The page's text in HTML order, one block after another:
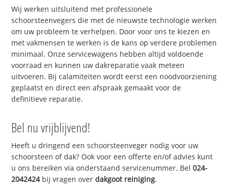
Wij werken uitsluitend met professionele
schoorsteenvegers die met de nieuwste technologie werken
om uw probleem te verhelpen. Door voor ons te kiezen en
met vakmensen te werken is de kans op verdere problemen
minimaal. Onze servicewagens hebben altijd voldoende
voorraad en kunnen uw dakreparatie vaak meteen
uitvoeren. Bij calamiteiten wordt eerst een noodvoorziening
geplaatst en direct een afspraak gemaakt voor de
definitieve reparatie.
Bel nu vrijblijvend!
Heeft u dringend een schoorsteenveger nodig voor uw
schoorsteen of dak? Ook voor een offerte en/of advies kunt
u ons bereiken via onderstaand servicenummer. Bel024-
2042424bij vragen overdakgoot reiniging.